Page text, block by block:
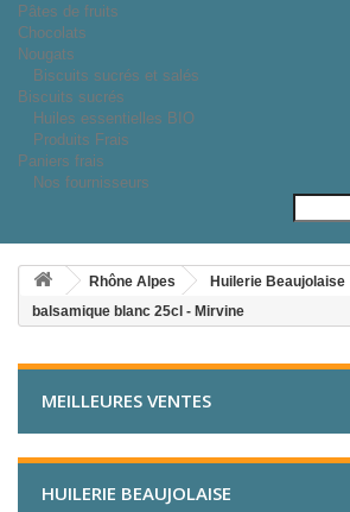
Pâtes de fruits
Chocolats
Nougats
Biscuits sucrés et salés
Biscuits sucrés
Huiles essentielles BIO
Produits Frais
Paniers frais
Nos fournisseurs
Rhône Alpes Huilerie Beaujolaise
balsamique blanc 25cl - Mirvine
MEILLEURES VENTES
HUILERIE BEAUJOLAISE